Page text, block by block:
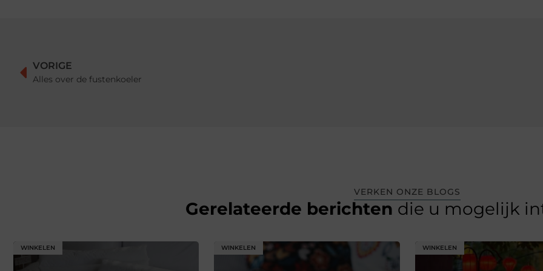
VORIGE
Alles over de fustenkoeler
VERKEN ONZE BLOGS
Gerelateerde berichten die u mogelijk
WINKELEN WINKELEN WINKELEN